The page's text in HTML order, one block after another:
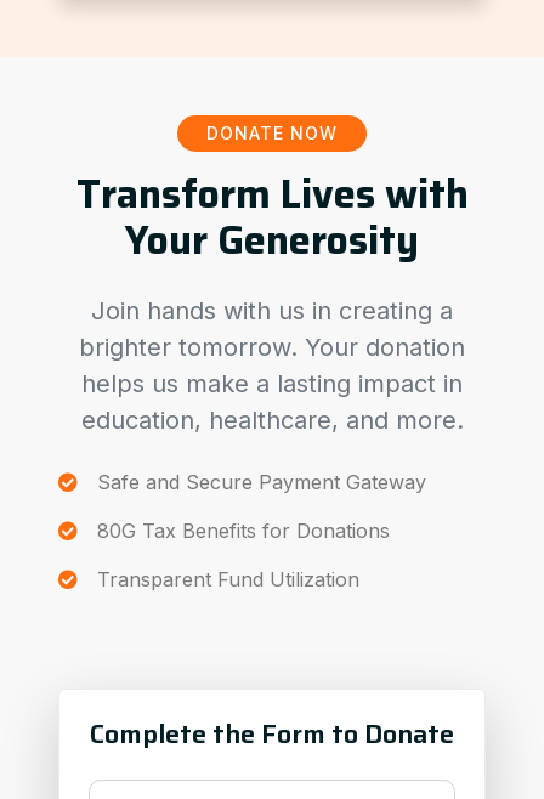
DONATE NOW
Transform Lives with
Your Generosity
Join hands with us in creating a
brighter tomorrow. Your donation
helps us make a lasting impact in
education, healthcare, and more.
Safe and Secure Payment Gateway
80G Tax Benefits for Donations
Transparent Fund Utilization
Complete the Form to Donate